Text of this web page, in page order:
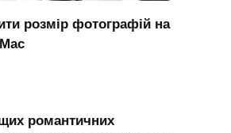
розмір фотографій на
романтичних